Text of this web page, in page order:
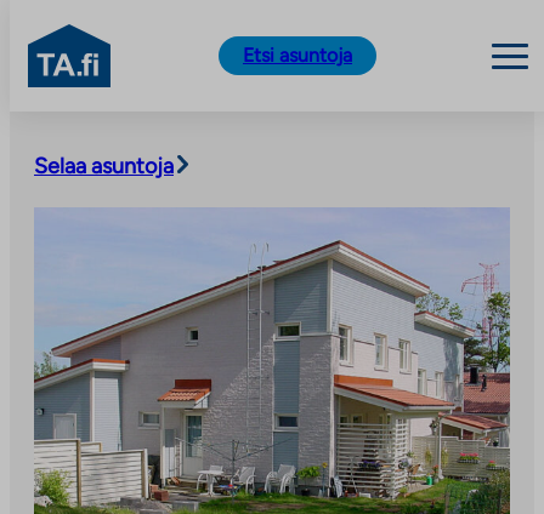
sisältöön
TA.fi
Etsi asuntoja
Selaa asuntoja